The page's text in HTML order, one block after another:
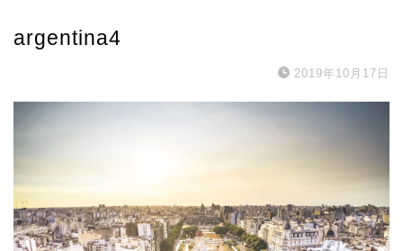
argentina4
2019年10月17日